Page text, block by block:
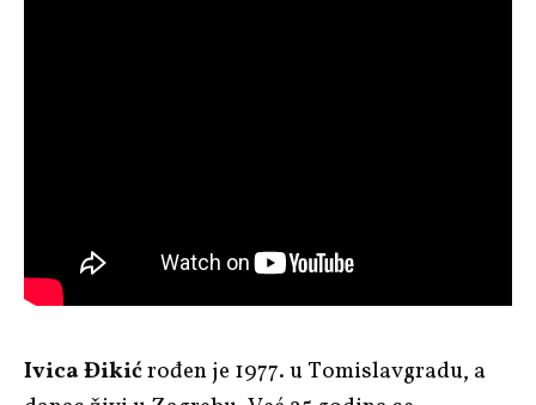
Ivica Đikićrođen je 1977. u Tomislavgradu, a